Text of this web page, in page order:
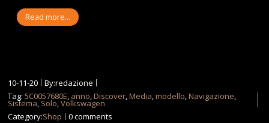
Read more...
10-11-20
By:redazione
Tag:5C0057680E, anno,Discover,Media,modello,Navigazione,
Sistema, Solo,Volkswagen
Category:Shop 0 comments